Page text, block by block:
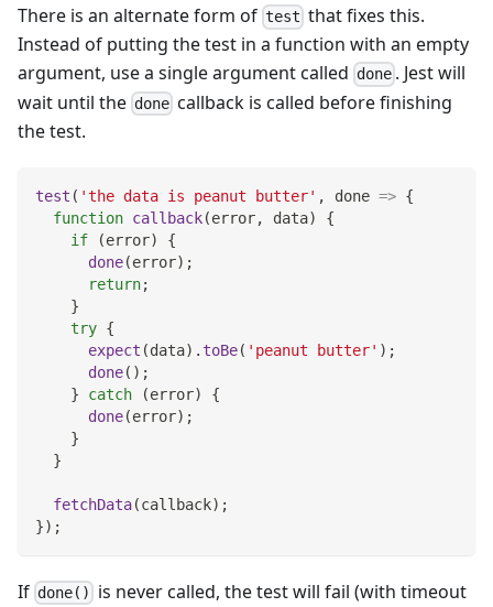
There is an alternate form of test that fixes this.
Instead of putting the test in a function with an empty
argument, use a single argument called done . Jest will
wait until the done callback is called before finishing
the test.
test ( 'the data is peanut butter' , done => {
function callback(error, data)
{
if
(error)
{
done(error) ;
return;
}
try {
expect (data) . toBe( 'peanut butter' ) ;
done( ) ;
}
catch (error)
{
done(error) ;
}
}
fetchData(callback) ;
}) ;
If done()
is never called, the test will fail (with timeout